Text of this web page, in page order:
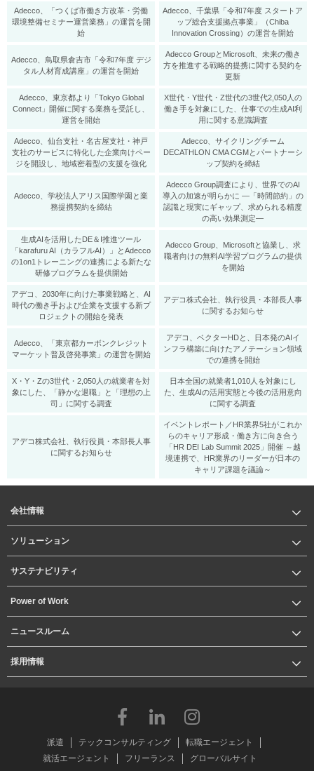
Adecco、「つくば市働き方改革・労働
環境整備セミナー運営業務」の運営を開
始
Adecco、千葉県「令和7年度 スタートア
ップ総合支援拠点事業」（Chiba
Innovation Crossing）の運営を開始
Adecco、鳥取県倉吉市「令和7年度 デジ
タル人材育成講座」の運営を開始
Adecco GroupとMicrosoft、未来の働き
方を推進する戦略的提携に関する契約を
更新
Adecco、東京都より「Tokyo Global
Connect」開催に関する業務を受託し、
運営を開始
X世代・Y世代・Z世代の3世代2,050人の
働き手を対象にした、仕事での生成AI利
用に関する意識調査
Adecco、仙台支社・名古屋支社・神戸
支社のサービスに特化した企業向けペー
ジを開設し、地域密着型の支援を強化
Adecco、サイクリングチーム
DECATHLON CMA CGMとパートナーシ
ップ契約を締結
Adecco、学校法人アリス国際学園と業
務提携契約を締結
Adecco Group調査により、世界でのAI
導入の加速が明らかに ―「時間節約」の
認識と現実にギャップ、求められる精度
の高い効果測定―
生成AIを活用したDE＆I推進ツール
「karafuru AI（カラフルAI）」とAdecco
の1on1トレーニングの連携による新たな
研修プログラムを提供開始
Adecco Group、Microsoftと協業し、求
職者向けの無料AI学習プログラムの提供
を開始
アデコ、2030年に向けた事業戦略と、AI
時代の働き手および企業を支援する新プ
ロジェクトの開始を発表
アデコ株式会社、執行役員・本部長人事
に関するお知らせ
Adecco、「東京都カーボンクレジット
マーケット普及啓発事業」の運営を開始
アデコ、ベクターHDと、日本発のAIイ
ンフラ構築に向けたアノテーション領域
での連携を開始
X・Y・Zの3世代・2,050人の就業者を対
象にした、「静かな退職」と「理想の上
司」に関する調査
日本全国の就業者1,010人を対象にし
た、生成AIの活用実態と今後の活用意向
に関する調査
アデコ株式会社、執行役員・本部長人事
に関するお知らせ
イベントレポート／HR業界5社がこれか
らのキャリア形成・働き方に向き合う
「HR DEI Lab Summit 2025」開催 ～越
境連携で、HR業界のリーダーが日本の
キャリア課題を議論～
会社情報
ソリューション
サステナビリティ
Power of Work
ニュースルーム
採用情報
派遣 テックコンサルティング
転職エージェント
就活エージェント
フリーランス グローバルサイト